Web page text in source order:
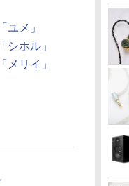
メ」
ホル」
リイ」